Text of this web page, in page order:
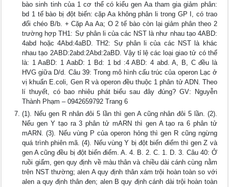
bào sinh tinh của 1 cơ thể có kiểu gen Aa tham gia giảm phân:
bd 1 tế bào bị đột biến: cặp Aa không phân li trong GP I, có trao
đổi chéo B/b. + Cặp Aa Aa; O 2 tế bào còn lại giảm phân theo 2
trường hợp TH1: Sự phân li của các NST là như nhau tạo 4ABD:
4abd hoặc 4Abd:4aBD. TH2: Sự phân li của các NST là khác
nhau tạo 2ABD:2abd:2Abd:2aBD. Vậy tỉ lệ các loại giao tử có thể
là: 1 AaBD: 1 AabD: 1 Bd: 1 bd :4 ABD: 4 abd. A, B, C đều là
HVG giữa D/d. Câu 39: Trong mô hình cấu trúc của operon Lạc ở
vị khuẩn E.coli, Gen R và operon đều thuộc 1 phân tử ADN. Theo
lí thuyết, có bao nhiêu phát biểu sau đây đúng? GV: Nguyễn
Thành Phạm – 0942659792 Trang 6
(1). Nếu gen R nhân đôi 5 lần thì gen A cũng nhân đôi 5 lần. (2).
Nếu gen Y tạo ra 3 phân tử mARN thì gen A tạo ra 6 phân tử
mARN. (3). Nếu vùng P của operon hỏng thì gen R cũng ngừng
quá trình phiên mã. (4). Nếu vùng Y bị đột biến điểm thì gen Z và
gen A cũng đều bị đột biến điểm. A. 4. B. 2. C. 1. D. 3. Câu 40: Ở
ruồi giấm, gen quy định về màu thân và chiều dài cánh cùng nằm
trên NST thường; alen A quy định thân xám trội hoàn toàn so với
alen a quy định thân đen; alen B quy định cánh dài trội hoàn toàn